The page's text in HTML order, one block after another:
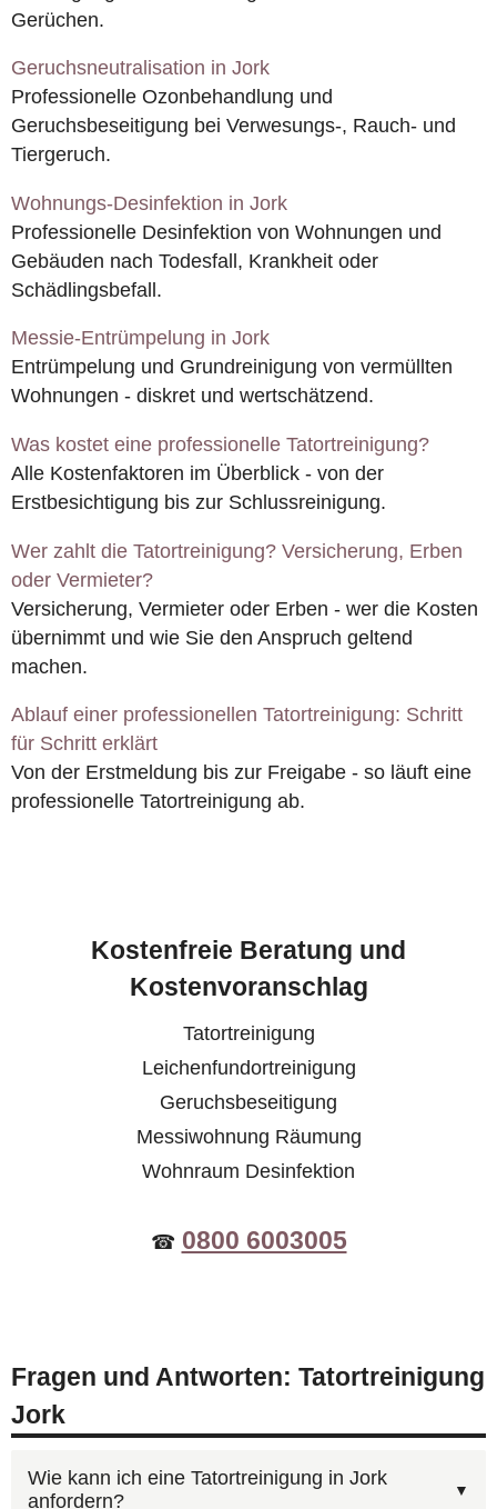
Gerüchen.
Geruchsneutralisation in Jork
Professionelle Ozonbehandlung und
Geruchsbeseitigung bei Verwesungs-, Rauch- und
Tiergeruch.
Wohnungs-Desinfektion in Jork
Professionelle Desinfektion von Wohnungen und
Gebäuden nach Todesfall, Krankheit oder
Schädlingsbefall.
Messie-Entrümpelung in Jork
Entrümpelung und Grundreinigung von vermüllten
Wohnungen - diskret und wertschätzend.
Was kostet eine professionelle Tatortreinigung?
Alle Kostenfaktoren im Überblick - von der
Erstbesichtigung bis zur Schlussreinigung.
Wer zahlt die Tatortreinigung? Versicherung, Erben
oder Vermieter?
Versicherung, Vermieter oder Erben - wer die Kosten
übernimmt und wie Sie den Anspruch geltend
machen.
Ablauf einer professionellen Tatortreinigung: Schritt
für Schritt erklärt
Von der Erstmeldung bis zur Freigabe - so läuft eine
professionelle Tatortreinigung ab.
Kostenfreie Beratung und
Kostenvoranschlag
Tatortreinigung
Leichenfundortreinigung
Geruchsbeseitigung
Messiwohnung Räumung
Wohnraum Desinfektion
☎ 0800 6003005
Fragen und Antworten: Tatortreinigung
Jork
Wie kann ich eine Tatortreinigung in Jork
anfordern?